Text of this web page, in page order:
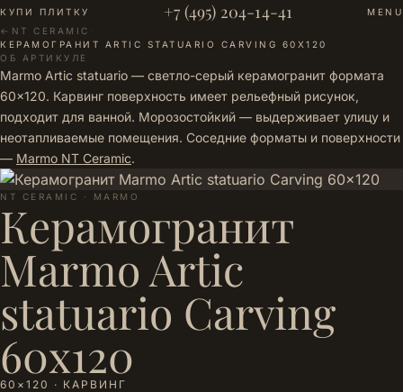
КУПИ ПЛИТКУ +7 (495) 204-14-41
MENU
← NT CERAMIC ·
КЕРАМОГРАНИТ ARTIC STATUARIO CARVING 60X120
ОБ АРТИКУЛЕ
Marmo Artic statuario — светло-серый керамогранит формата
60×120. Карвинг поверхность имеет рельефный рисунок,
подходит для ванной. Морозостойкий — выдерживает улицу и
неотапливаемые помещения. Соседние форматы и поверхности
— Marmo NT Ceramic.
NT CERAMIC · MARMO
Керамогранит
Marmo Artic
statuario Carving
60x120
60×120 · КАРВИНГ